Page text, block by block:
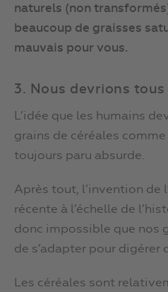
naturels (non
beaucoup de graisses
mauvais pour vous.
3. Nous devrions
L’idée que les humains
grains de céréales
toujours paru absurde.
Après tout, l’invention de
récente à l’échelle de
donc impossible que nos
de s’adapter pour digérer
Les céréales sont